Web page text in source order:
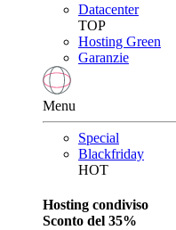
Datacenter
TOP
Hosting Green
Garanzie
Menu
Special
Blackfriday
HOT
Hosting condiviso
Sconto del 35%